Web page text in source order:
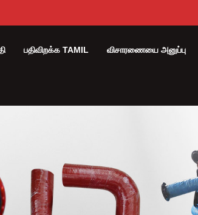
பதிவிறக்க TAMIL விசாரணையை அனுப்பு